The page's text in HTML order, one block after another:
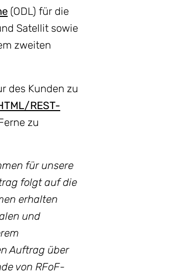
(ODL) für die
Satellit sowie
zweiten
des Kunden zu
REST-
zu
für unsere
folgt auf die
erhalten
und
Auftrag über
von RFoF-